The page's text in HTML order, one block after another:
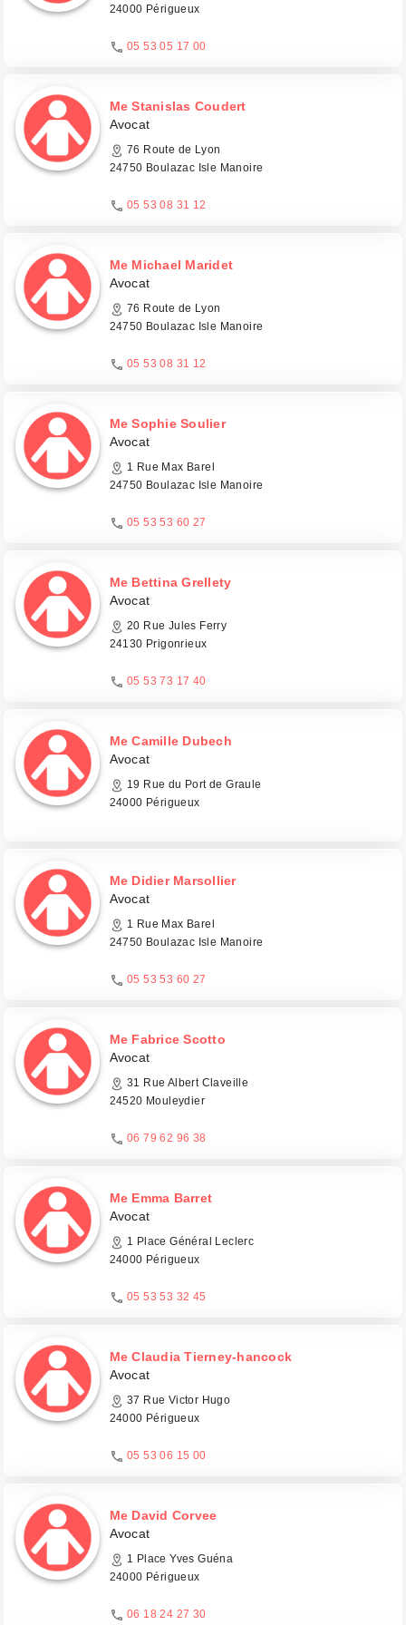
24000 Périgueux
05 53 05 17 00
Me Stanislas Coudert
Avocat
76 Route de Lyon
24750 Boulazac Isle Manoire
05 53 08 31 12
Me Michael Maridet
Avocat
76 Route de Lyon
24750 Boulazac Isle Manoire
05 53 08 31 12
Me Sophie Soulier
Avocat
1 Rue Max Barel
24750 Boulazac Isle Manoire
05 53 53 60 27
Me Bettina Grellety
Avocat
20 Rue Jules Ferry
24130 Prigonrieux
05 53 73 17 40
Me Camille Dubech
Avocat
19 Rue du Port de Graule
24000 Périgueux
Me Didier Marsollier
Avocat
1 Rue Max Barel
24750 Boulazac Isle Manoire
05 53 53 60 27
Me Fabrice Scotto
Avocat
31 Rue Albert Claveille
24520 Mouleydier
06 79 62 96 38
Me Emma Barret
Avocat
1 Place Général Leclerc
24000 Périgueux
05 53 53 32 45
Me Claudia Tierney-hancock
Avocat
37 Rue Victor Hugo
24000 Périgueux
05 53 06 15 00
Me David Corvee
Avocat
1 Place Yves Guéna
24000 Périgueux
06 18 24 27 30